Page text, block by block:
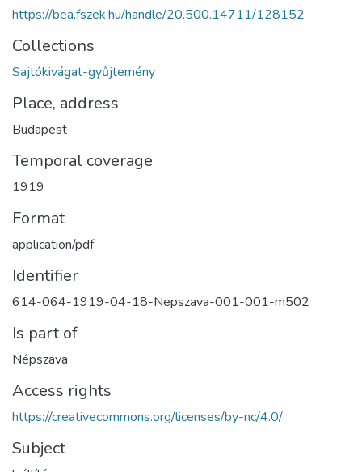
https://bea.fszek.hu/handle/20.500.14711/128152
Collections
Sajtókivágat-gyűjtemény
Place, address
Budapest
Temporal coverage
1919
Format
application/pdf
Identifier
614-064-1919-04-18-Nepszava-001-001-m502
Is part of
Népszava
Access rights
https://creativecommons.org/licenses/by-nc/4.0/
Subject